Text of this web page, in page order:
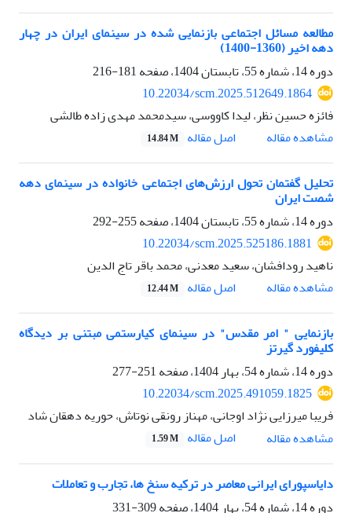
مطالعه مسائل اجتماعی بازنمایی شده در سینمای ایران در چهار
دهه اخیر (1360-1400)
دوره 14، شماره 55، تابستان 1404، صفحه
181-216
10.22034/scm.2025.512649.1864
فائزه حسین نظر، لیدا کاووسی، سیدمحمد مهدی زاده طالشی
مشاهده مقاله
اصل مقاله 14.84 M
تحلیل گفتمان تحول ارزش‌های اجتماعی خانواده در سینمای دهه
شصت ایران
دوره 14، شماره 55، تابستان 1404، صفحه
255-292
10.22034/scm.2025.525186.1881
ناهید رودافشان، سعید معدنی، محمد باقر تاج الدین
مشاهده مقاله
اصل مقاله 12.44 M
بازنمایی " امر مقدس" در سینمای کیارستمی مبتنی بر دیدگاه
کلیفورد گیرتز
دوره 14، شماره 54، بهار 1404، صفحه
251-277
10.22034/scm.2025.491059.1825
فریبا میرزایی نژاد اوجانی، مهناز رونقی نوتاش، حوریه دهقان شاد
مشاهده مقاله
اصل مقاله 1.59 M
دایاسپورای ایرانی معاصر در ترکیه سنخ ها، تجارب و تعاملات
دوره 14، شماره 54، بهار 1404، صفحه
309-331